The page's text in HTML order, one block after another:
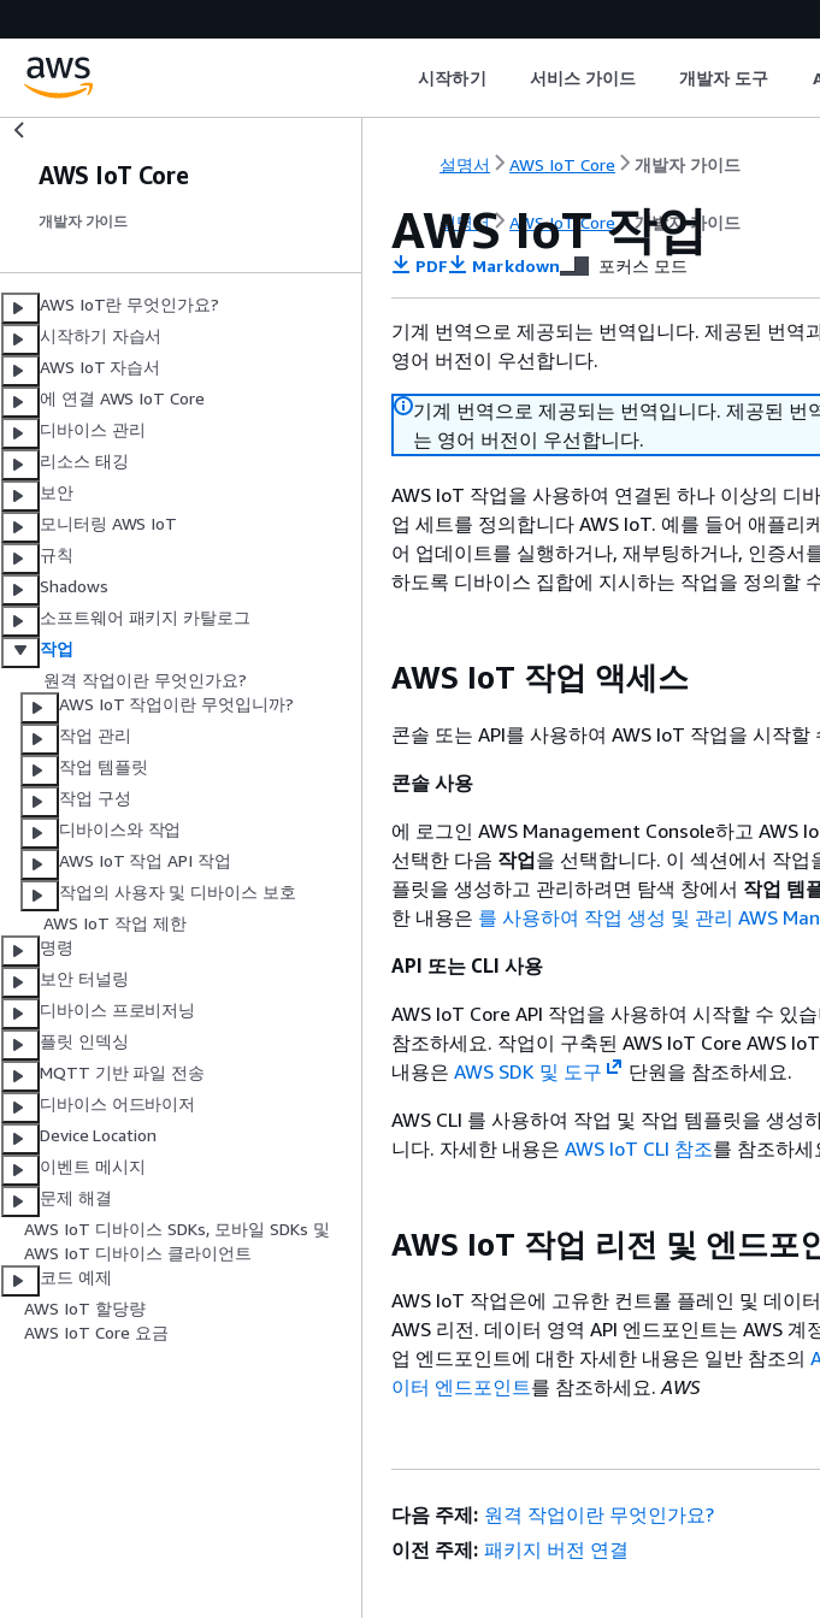
시작하기 서비스 가이드 개발자 도구
AWS IoT Core
개발자 가이드
AWS IoT란 무엇인가요?
시작하기 자습서
AWS IoT 자습서
에 연결 AWS IoT Core
디바이스 관리
리소스 태깅
보안
모니터링 AWS IoT
규칙
Shadows
소프트웨어 패키지 카탈로그
작업
원격 작업이란 무엇인가요?
AWS IoT 작업이란 무엇입니까?
작업 관리
작업 템플릿
작업 구성
디바이스와 작업
AWS IoT 작업 API 작업
작업의 사용자 및 디바이스 보호
AWS IoT 작업 제한
명령
보안 터널링
디바이스 프로비저닝
플릿 인덱싱
MQTT 기반 파일 전송
디바이스 어드바이저
Device Location
이벤트 메시지
문제 해결
AWS IoT 디바이스 SDKs, 모바일 SDKs 및
AWS IoT 디바이스 클라이언트
코드 예제
AWS IoT 할당량
AWS IoT Core 요금
설명서 AWS IoT Core 개발자 가이드
설명서 AWS IoT Core 개발자 가이드
AWS IoT 작업
PDF Markdown 포커스 모드
기계 번역으로 제공되는 번역입니다. 제공된 번역
영어 버전이 우선합니다.
기계 번역으로 제공되는 번역입니다. 제공된 번
는 영어 버전이 우선합니다.
AWS IoT 작업을 사용하여 연결된 하나 이상의 디
업 세트를 정의합니다 AWS IoT. 예를 들어 애플리
어 업데이트를 실행하거나, 재부팅하거나, 인증서
하도록 디바이스 집합에 지시하는 작업을 정의할
AWS IoT 작업 액세스
콘솔 또는 API를 사용하여 AWS IoT 작업을 시작할
콘솔 사용
에 로그인 AWS Management Console하고 AWS
선택한 다음 작업을 선택합니다. 이 섹션에서 작
플릿을 생성하고 관리하려면 탐색 창에서 작업 템
한 내용은 를 사용하여 작업 생성 및 관리 AWS
API 또는 CLI 사용
AWS IoT Core API 작업을 사용하여 시작할 수 있
참조하세요. 작업이 구축된 AWS IoT Core AWS
내용은 AWS SDK 및 도구
단원을 참조하세요.
AWS CLI 를 사용하여 작업 및 작업 템플릿을 생성
니다. 자세한 내용은 AWS IoT CLI 참조를 참조하세
AWS IoT 작업 리전 및 엔드포
AWS IoT 작업은에 고유한 컨트롤 플레인 및 데이
AWS 리전. 데이터 영역 API 엔드포인트는 AWS
업 엔드포인트에 대한 자세한 내용은 일반 참조의
이터 엔드포인트를 참조하세요.AWS
다음 주제: 원격 작업이란 무엇인가요?
이전 주제: 패키지 버전 연결